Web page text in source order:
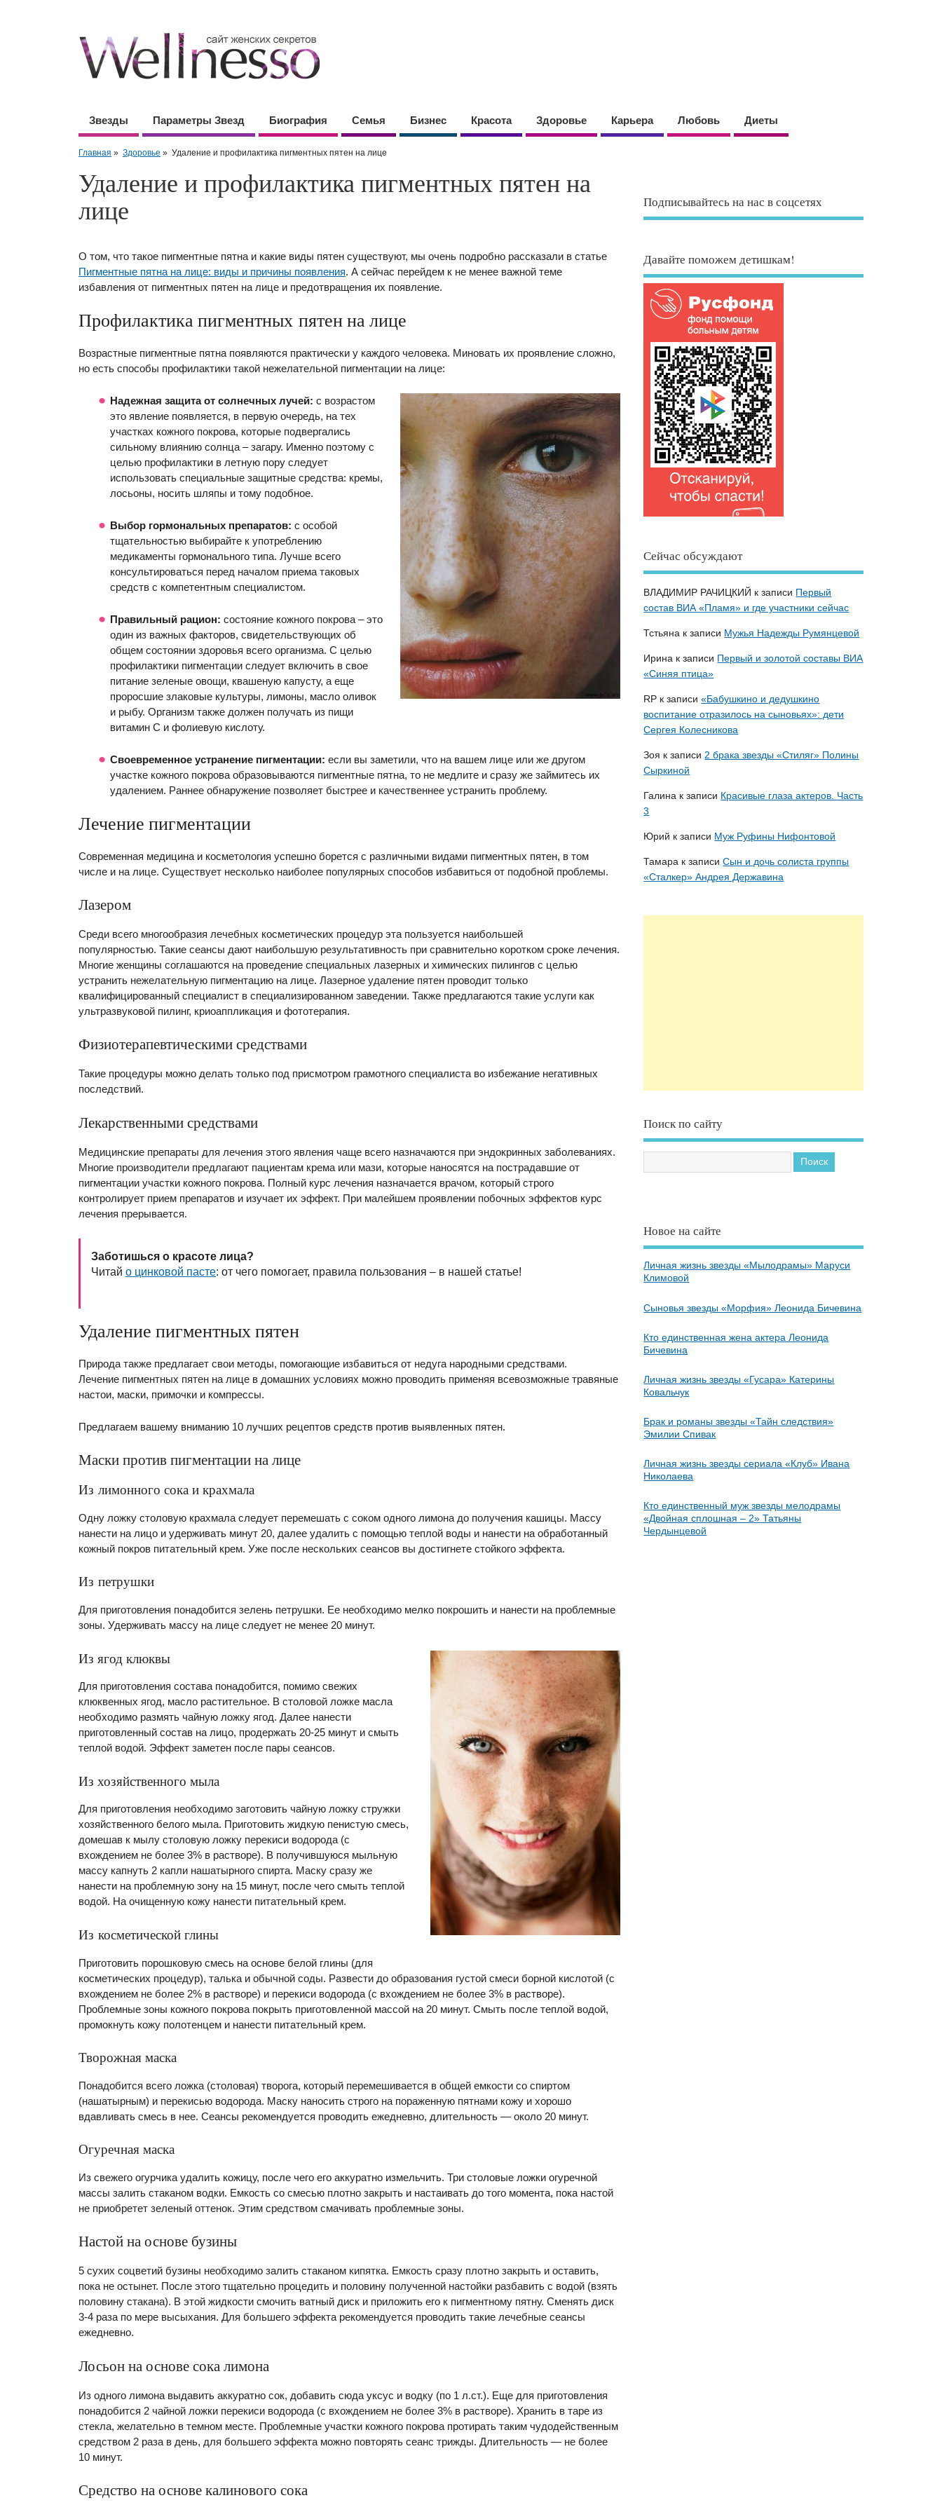
Звезды Параметры Звезд Биография Семья Бизнес Красота Здоровье Карьера Любовь Диеты
Главная » Здоровье » Удаление и профилактика пигментных пятен на лице
Удаление и профилактика пигментных пятен на
лице
О том, что такое пигментные пятна и какие виды пятен существуют, мы очень подробно рассказали в статье
Пигментные пятна на лице: виды и причины появления. А сейчас перейдем к не менее важной теме
избавления от пигментных пятен на лице и предотвращения их появление.
Профилактика пигментных пятен на лице
Возрастные пигментные пятна появляются практически у каждого человека. Миновать их проявление сложно,
но есть способы профилактики такой нежелательной пигментации на лице:
Надежная защита от солнечных лучей: с возрастом
это явление появляется, в первую очередь, на тех
участках кожного покрова, которые подвергались
сильному влиянию солнца – загару. Именно поэтому с
целью профилактики в летную пору следует
использовать специальные защитные средства: кремы,
лосьоны, носить шляпы и тому подобное.
Выбор гормональных препаратов: с особой
тщательностью выбирайте к употреблению
медикаменты гормонального типа. Лучше всего
консультироваться перед началом приема таковых
средств с компетентным специалистом.
Правильный рацион: состояние кожного покрова – это
один из важных факторов, свидетельствующих об
общем состоянии здоровья всего организма. С целью
профилактики пигментации следует включить в свое
питание зеленые овощи, квашеную капусту, а еще
проросшие злаковые культуры, лимоны, масло оливок
и рыбу. Организм также должен получать из пищи
витамин С и фолиевую кислоту.
Своевременное устранение пигментации: если вы заметили, что на вашем лице или же другом
участке кожного покрова образовываются пигментные пятна, то не медлите и сразу же займитесь их
удалением. Раннее обнаружение позволяет быстрее и качественнее устранить проблему.
Лечение пигментации
Современная медицина и косметология успешно борется с различными видами пигментных пятен, в том
числе и на лице. Существует несколько наиболее популярных способов избавиться от подобной проблемы.
Лазером
Среди всего многообразия лечебных косметических процедур эта пользуется наибольшей
популярностью. Такие сеансы дают наибольшую результативность при сравнительно коротком сроке лечения.
Многие женщины соглашаются на проведение специальных лазерных и химических пилингов с целью
устранить нежелательную пигментацию на лице. Лазерное удаление пятен проводит только
квалифицированный специалист в специализированном заведении. Также предлагаются такие услуги как
ультразвуковой пилинг, криоаппликация и фототерапия.
Физиотерапевтическими средствами
Такие процедуры можно делать только под присмотром грамотного специалиста во избежание негативных
последствий.
Лекарственными средствами
Медицинские препараты для лечения этого явления чаще всего назначаются при эндокринных заболеваниях.
Многие производители предлагают пациентам крема или мази, которые наносятся на пострадавшие от
пигментации участки кожного покрова. Полный курс лечения назначается врачом, который строго
контролирует прием препаратов и изучает их эффект. При малейшем проявлении побочных эффектов курс
лечения прерывается.
Заботишься о красоте лица?
Читай о цинковой пасте: от чего помогает, правила пользования – в нашей статье!
Удаление пигментных пятен
Природа также предлагает свои методы, помогающие избавиться от недуга народными средствами.
Лечение пигментных пятен на лице в домашних условиях можно проводить применяя всевозможные травяные
настои, маски, примочки и компрессы.
Предлагаем вашему вниманию 10 лучших рецептов средств против выявленных пятен.
Маски против пигментации на лице
Из лимонного сока и крахмала
Одну ложку столовую крахмала следует перемешать с соком одного лимона до получения кашицы. Массу
нанести на лицо и удерживать минут 20, далее удалить с помощью теплой воды и нанести на обработанный
кожный покров питательный крем. Уже после нескольких сеансов вы достигнете стойкого эффекта.
Из петрушки
Для приготовления понадобится зелень петрушки. Ее необходимо мелко покрошить и нанести на проблемные
зоны. Удерживать массу на лице следует не менее 20 минут.
Из ягод клюквы
Для приготовления состава понадобится, помимо свежих
клюквенных ягод, масло растительное. В столовой ложке масла
необходимо размять чайную ложку ягод. Далее нанести
приготовленный состав на лицо, продержать 20-25 минут и смыть
теплой водой. Эффект заметен после пары сеансов.
Из хозяйственного мыла
Для приготовления необходимо заготовить чайную ложку стружки
хозяйственного белого мыла. Приготовить жидкую пенистую смесь,
домешав к мылу столовую ложку перекиси водорода (с
вхождением не более 3% в растворе). В получившуюся мыльную
массу капнуть 2 капли нашатырного спирта. Маску сразу же
нанести на проблемную зону на 15 минут, после чего смыть теплой
водой. На очищенную кожу нанести питательный крем.
Из косметической глины
Приготовить порошковую смесь на основе белой глины (для
косметических процедур), талька и обычной соды. Развести до образования густой смеси борной кислотой (с
вхождением не более 2% в растворе) и перекиси водорода (с вхождением не более 3% в растворе).
Проблемные зоны кожного покрова покрыть приготовленной массой на 20 минут. Смыть после теплой водой,
промокнуть кожу полотенцем и нанести питательный крем.
Творожная маска
Понадобится всего ложка (столовая) творога, который перемешивается в общей емкости со спиртом
(нашатырным) и перекисью водорода. Маску наносить строго на пораженную пятнами кожу и хорошо
вдавливать смесь в нее. Сеансы рекомендуется проводить ежедневно, длительность — около 20 минут.
Огуречная маска
Из свежего огурчика удалить кожицу, после чего его аккуратно измельчить. Три столовые ложки огуречной
массы залить стаканом водки. Емкость со смесью плотно закрыть и настаивать до того момента, пока настой
не приобретет зеленый оттенок. Этим средством смачивать проблемные зоны.
Настой на основе бузины
5 сухих соцветий бузины необходимо залить стаканом кипятка. Емкость сразу плотно закрыть и оставить,
пока не остынет. После этого тщательно процедить и половину полученной настойки разбавить с водой (взять
половину стакана). В этой жидкости смочить ватный диск и приложить его к пигментному пятну. Сменять диск
3-4 раза по мере высыхания. Для большего эффекта рекомендуется проводить такие лечебные сеансы
ежедневно.
Лосьон на основе сока лимона
Из одного лимона выдавить аккуратно сок, добавить сюда уксус и водку (по 1 л.ст.). Еще для приготовления
понадобится 2 чайной ложки перекиси водорода (с вхождением не более 3% в растворе). Хранить в таре из
стекла, желательно в темном месте. Проблемные участки кожного покрова протирать таким чудодейственным
средством 2 раза в день, для большего эффекта можно повторять сеанс трижды. Длительность — не более
10 минут.
Средство на основе калинового сока
Подписывайтесь на нас в соцсетях
Давайте поможем детишкам!
Сейчас обсуждают
ВЛАДИМИР РАЧИЦКИЙ к записи Первый
состав ВИА «Пламя» и где участники сейчас
Тстьяна к записи Мужья Надежды Румянцевой
Ирина к записи Первый и золотой составы ВИА
«Синяя птица»
RP к записи«Бабушкино и дедушкино
воспитание отразилось на сыновьях»: дети
Сергея Колесникова
Зоя к записи 2 брака звезды «Стиляг» Полины
Сыркиной
Галина к записи Красивые глаза актеров. Часть
3
Юрий к записи Муж Руфины Нифонтовой
Тамара к записиСын и дочь солиста группы
«Сталкер» Андрея Державина
Поиск по сайту
Новое на сайте
Личная жизнь звезды «Мылодрамы» Маруси
Климовой
Сыновья звезды «Морфия» Леонида Бичевина
Кто единственная жена актера Леонида
Бичевина
Личная жизнь звезды «Гусара» Катерины
Ковальчук
Брак и романы звезды «Тайн следствия»
Эмилии Спивак
Личная жизнь звезды сериала «Клуб» Ивана
Николаева
Кто единственный муж звезды мелодрамы
«Двойная сплошная – 2» Татьяны
Чердынцевой